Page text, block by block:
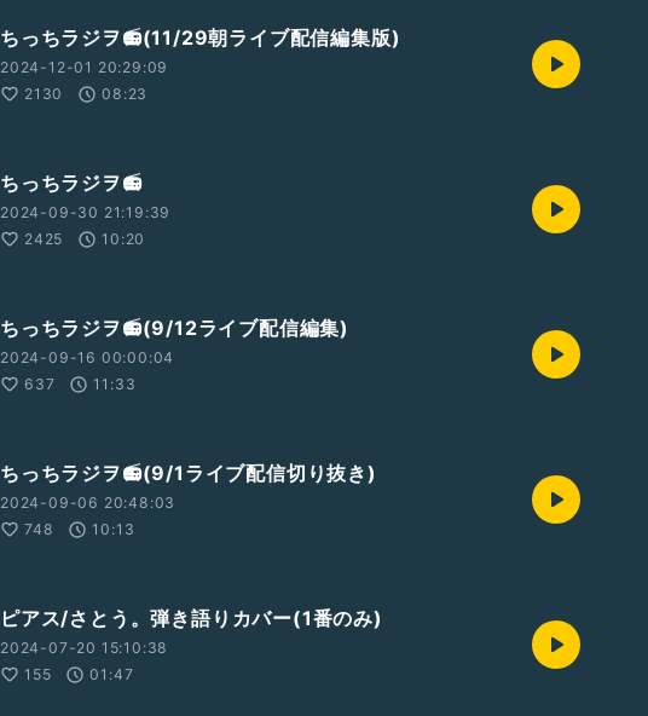
ちっちラジヲ📻(11/29朝ライブ配信編集版)
2024-12-01 20:29:09
2130
08:23
ちっちラジヲ📻
2024-09-30 21:19:39
2425
10:20
ちっちラジヲ📻(9/12ライブ配信編集)
2024-09-16 00:00:04
637
11:33
ちっちラジヲ📻(9/1ライブ配信切り抜き)
2024-09-06 20:48:03
748
10:13
ピアス/さとう。弾き語りカバー(1番のみ)
2024-07-20 15:10:38
155
01:47